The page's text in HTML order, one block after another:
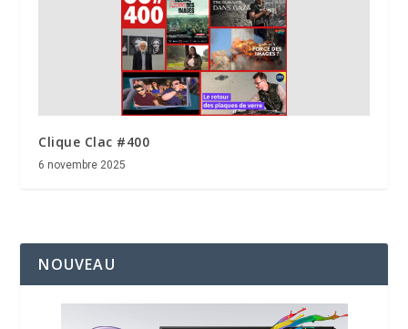
Clique Clac #400
6 novembre 2025
NOUVEAU